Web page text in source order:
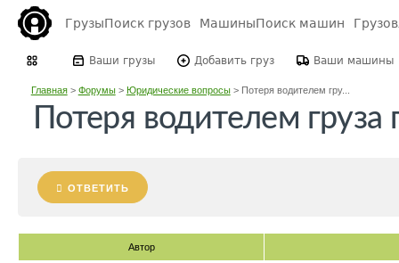
ГрузыПоиск грузов МашиныПоиск машин
Ваши грузы Добавить груз Ваши машины
Главная> Форумы> Юридические вопросы> Потеря водителем гру...
Потеря водителем груза
ОТВЕТИТЬ
Автор